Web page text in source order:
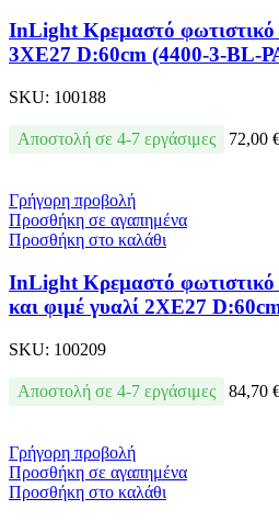
InLight Κρεμαστό φωτιστικό
3XE27 D:60cm (4400-3-BL-
SKU: 100188
Αποστολή σε 4-7 εργάσιμες 72,00
Γρήγορη προβολή
Προσθήκη σε αγαπημένα
Προσθήκη στο καλάθι
InLight Κρεμαστό φωτιστικό
και φιμέ γυαλί 2XE27
SKU: 100209
Αποστολή σε 4-7 εργάσιμες 84,70
Γρήγορη προβολή
Προσθήκη σε αγαπημένα
Προσθήκη στο καλάθι